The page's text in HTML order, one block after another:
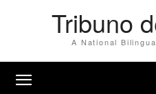
Tribuno
A National